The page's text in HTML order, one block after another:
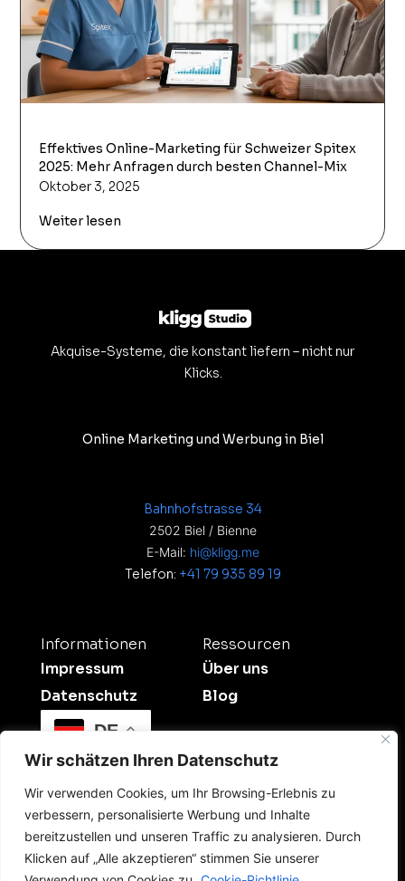
Wir schätzen Ihren Datenschutz
Wir verwenden Cookies, um Ihr Browsing-Erlebnis zu
verbessern, personalisierte Werbung und Inhalte
bereitzustellen und unseren Traffic zu analysieren. Durch
Klicken auf „Alle akzeptieren“ stimmen Sie unserer
Effektives Online-Marketing für Schweizer Spitex
2025: Mehr Anfragen durch besten Channel-Mix
Oktober 3, 2025
Weiter lesen
Akquise-Systeme, die konstant liefern – nicht nur
Klicks.
Online Marketing und Werbung in Biel
Bahnhofstrasse 34
2502 Biel / Bienne
E-Mail: hi@kligg.me
Telefon: +41 79 935 89 19
Informationen
Impressum
Datenschutz
Ressourcen
Über uns
Blog
DE
©2026 Kligg Studio.